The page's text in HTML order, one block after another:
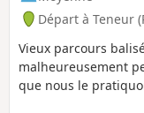
Départ à Teneur
Vieux parcours
malheureusement
que nous le